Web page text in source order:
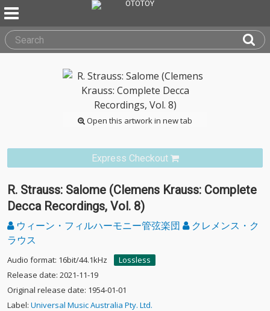
Open this artwork in new tab
Express Checkout
R. Strauss: Salome (Clemens Krauss: Complete
Decca Recordings, Vol. 8)
ウィーン・フィルハーモニー管弦楽団
クレメンス・ク
ラウス
Audio format: 16bit/44.1kHz
Lossless
Release date: 2021-11-19
Original release date: 1954-01-01
Label: Universal Music Australia Pty. Ltd.